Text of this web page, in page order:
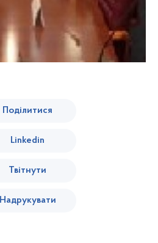
Поділитися
Linkedin
Твітнути
Надрукувати